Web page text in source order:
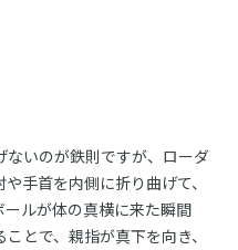
いのが鉄則ですが、ローダ
手首を内側に折り曲げて、
ルが体の真横に来た瞬間
とで、親指が真下を向き、